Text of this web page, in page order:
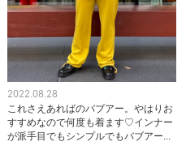
2022.08.28
これさえあればのバブアー。やはりお
すすめなので何度も着ます♡インナー
が派手目でもシンプルでもバブアー...